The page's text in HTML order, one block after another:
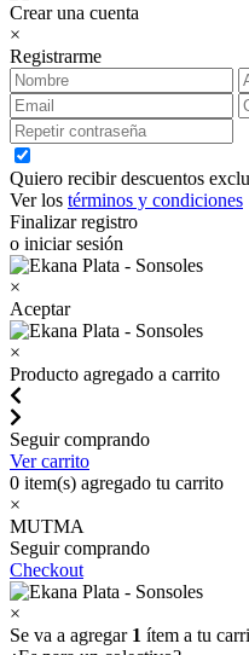
Crear una cuenta
×
Registrarme
Quiero recibir descuentos
Ver los términos y condiciones
Finalizar registro
o iniciar sesión
×
Aceptar
×
Producto agregado a carrito
Seguir comprando
Ver carrito
0 item(s) agregado tu carrito
×
MUTMA
Seguir comprando
Checkout
×
Se va a agregar 1 ítem a tu